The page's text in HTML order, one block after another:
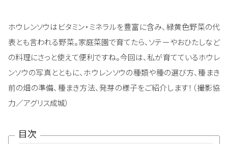
ホウレンソウはビタミン・ミネラルを豊富に含み、緑黄色野菜の代
表とも言われる野菜。家庭菜園で育てたら、ソテーやおひたしなど
の料理にさっと使えて便利ですね。今回は、私が育てているホウレ
ンソウの写真とともに、ホウレンソウの種類や種の選び方、種まき
前の畑の準備、種まき方法、発芽の様子をご紹介します！（撮影協
力／アグリス成城）
目次